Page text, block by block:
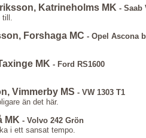
Katrineholms MK - Saab
till.
Forshaga MC - Opel Ascona b
MK - Ford RS1600
Vimmerby MS - VW 1303 T1
än det här.
MK - Volvo 242 Grön
i ett sansat tempo.